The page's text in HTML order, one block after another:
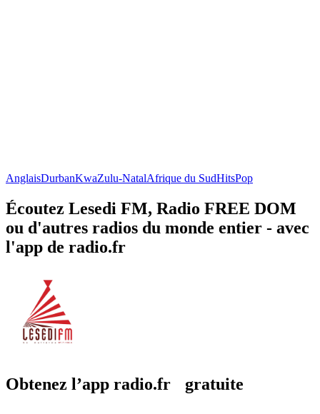
AnglaisDurbanKwaZulu-NatalAfrique du SudHitsPop
Écoutez Lesedi FM, Radio FREE DOM
ou d'autres radios du monde entier - avec
l'app de radio.fr
Obtenez l’app radio.fr gratuite